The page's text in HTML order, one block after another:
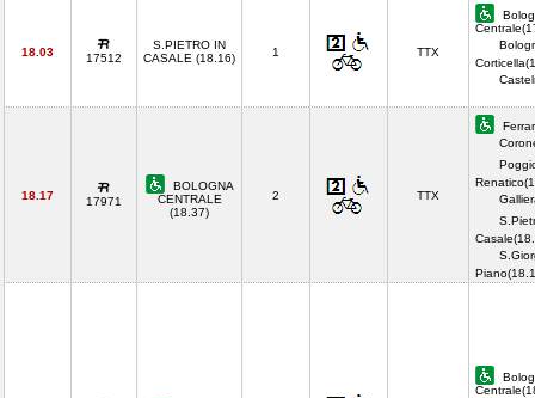
18.03 17512
S.PIETRO IN
CASALE (18.16)
1 TTX
18.17 17971
BOLOGNA
CENTRALE
(18.37)
2 TTX